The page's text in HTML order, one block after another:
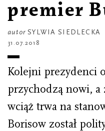
premier
autor SYLWIA SIEDLECKA
31.07.2018
Kolejni prezydenci
przychodzą nowi, a
wciąż trwa na
Borisow został